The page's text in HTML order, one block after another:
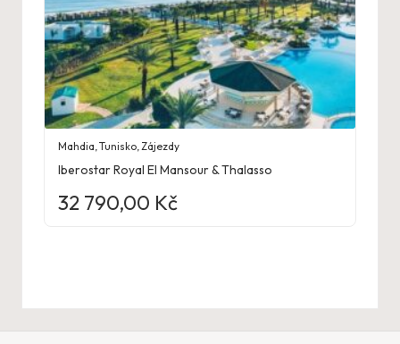
Mahdia,Tunisko,Zájezdy
Iberostar Royal El Mansour & Thalasso
32 790,00 Kč